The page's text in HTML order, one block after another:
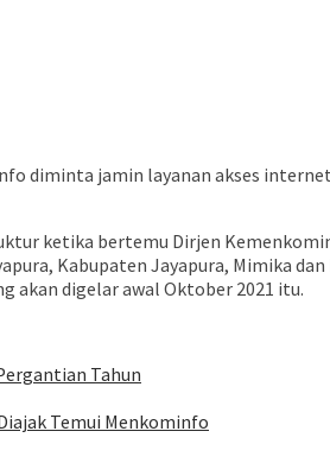
diminta jamin layanan akses
ketika bertemu Dirjen
Kabupaten Jayapura, Mimika
akan digelar awal Oktober 2021 itu.
Tahun
Temui Menkominfo